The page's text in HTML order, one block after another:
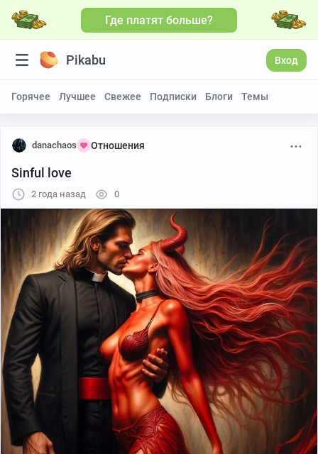
Где платят больше?
Pikabu Вход
Горячее Лучшее Свежее Подписки Блоги Темы
danachaos Отношения
Sinful love
2 года назад 0